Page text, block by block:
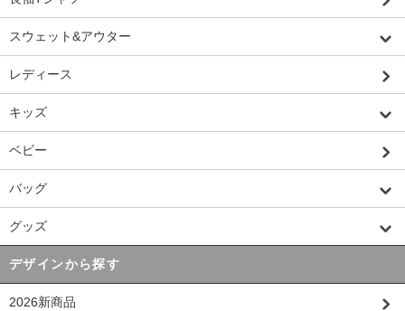
スウェット&アウター
レディース
キッズ
ベビー
バッグ
グッズ
デザインから探す
2026新商品